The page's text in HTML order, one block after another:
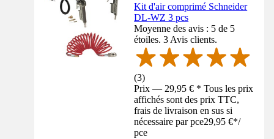
Kit d'air comprimé Schneider
DL-WZ 3 pcs
Moyenne des avis : 5 de 5
étoiles. 3 Avis clients.
(3)
Prix — 29,95 € * Tous les prix
affichés sont des prix TTC,
frais de livraison en sus si
nécessaire par pce29,95 €*/
pce